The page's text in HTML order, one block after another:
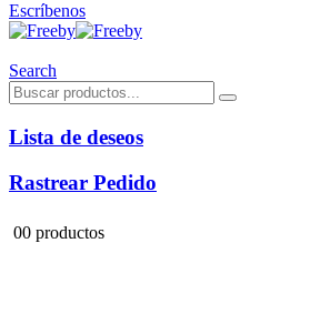
Escríbenos
Search
Lista de deseos
Rastrear Pedido
00 productos